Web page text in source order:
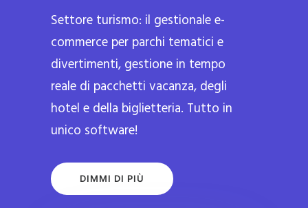
Settore turismo: il gestionale e-
commerce per parchi tematici e
divertimenti, gestione in tempo
reale di pacchetti vacanza, degli
hotel e della biglietteria. Tutto in
unico software!
DIMMI DI PIÙ